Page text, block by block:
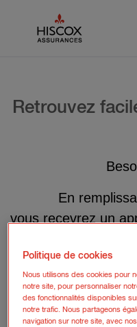
Retrouvez
En
vous recevrez un
REMPLIR
Politique de cookies
Nous utilisons des cookies pour
notre site, pour personnaliser
des fonctionnalités disponibles
notre trafic. Nous partageons
navigation sur notre site, avec